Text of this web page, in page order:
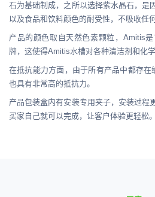
石为基础制成，之所以选择紫水晶石，是
以及食品和饮料颜色的耐受性，不吸收任何
产品的颜色取自天然色素颗粒，Amitis
牌，这使得Amitis水槽对各种清洁剂和化
在抵抗能力方面，由于所有产品中都存
也具有非常高的抵抗力。
产品包装盒内有安装专用夹子，安装过程
买家自己就可以完成，让客户体验更轻松。